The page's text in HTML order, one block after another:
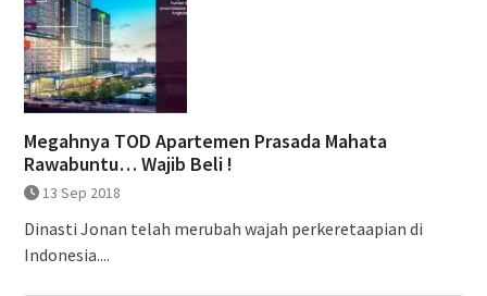
Megahnya TOD Apartemen Prasada Mahata
Rawabuntu… Wajib Beli !
13 Sep 2018
Dinasti Jonan telah merubah wajah perkeretaapian di
Indonesia....